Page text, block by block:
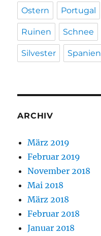
Ostern Portugal
Ruinen Schnee
Silvester Spanien
ARCHIV
März 2019
Februar 2019
November 2018
Mai 2018
März 2018
Februar 2018
Januar 2018